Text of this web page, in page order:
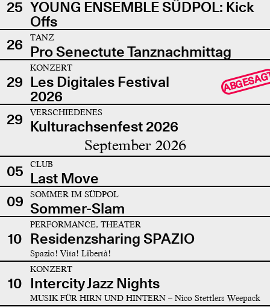
25 YOUNG ENSEMBLE SÜDPOL: Kick
Offs
26
TANZ
Pro Senectute Tanznachmittag
29
KONZERT
Les Digitales Festival
2026
29 VERSCHIEDENES
Kulturachsenfest 2026
September 2026
05 CLUB
Last Move
09
SOMMER IM SÜDPOL
Sommer-Slam
10
PERFORMANCE, THEATER
Residenzsharing SPAZIO
Spazio! Vita! Libertà!
10
KONZERT
Intercity Jazz Nights
MUSIK FÜR HIRN UND HINTERN – Nico Stettlers Weepack